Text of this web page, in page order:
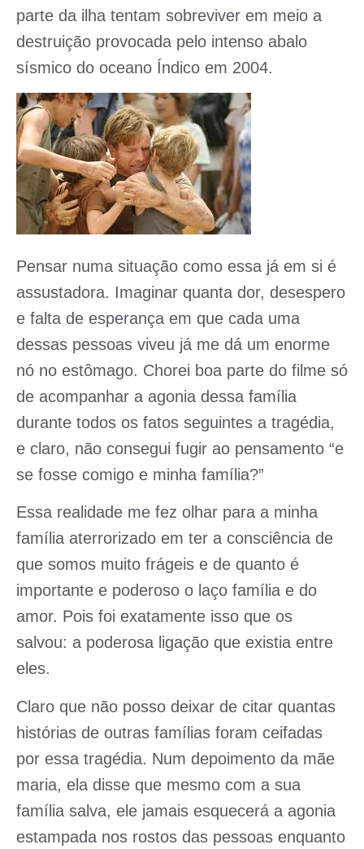
parte da ilha tentam sobreviver em meio a
destruição provocada pelo intenso abalo
sísmico do oceano Índico em 2004.
Pensar numa situação como essa já em si é
assustadora. Imaginar quanta dor, desespero
e falta de esperança em que cada uma
dessas pessoas viveu já me dá um enorme
nó no estômago. Chorei boa parte do filme só
de acompanhar a agonia dessa família
durante todos os fatos seguintes a tragédia,
e claro, não consegui fugir ao pensamento “e
se fosse comigo e minha família?”
Essa realidade me fez olhar para a minha
família aterrorizado em ter a consciência de
que somos muito frágeis e de quanto é
importante e poderoso o laço família e do
amor. Pois foi exatamente isso que os
salvou: a poderosa ligação que existia entre
eles.
Claro que não posso deixar de citar quantas
histórias de outras famílias foram ceifadas
por essa tragédia. Num depoimento da mãe
maria, ela disse que mesmo com a sua
família salva, ele jamais esquecerá a agonia
estampada nos rostos das pessoas enquanto